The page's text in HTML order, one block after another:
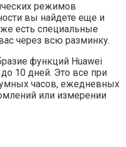
режимов
вы найдете еще и
есть специальные
через всю разминку.
функций Huawei
10 дней. Это все при
часов, ежедневных
или измерении